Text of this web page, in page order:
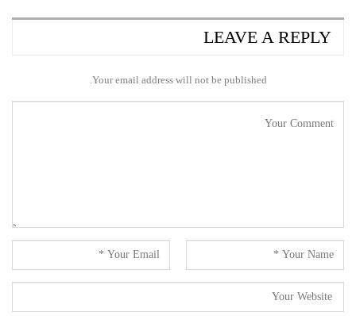
LEAVE A REPLY
Your email address will not be published.